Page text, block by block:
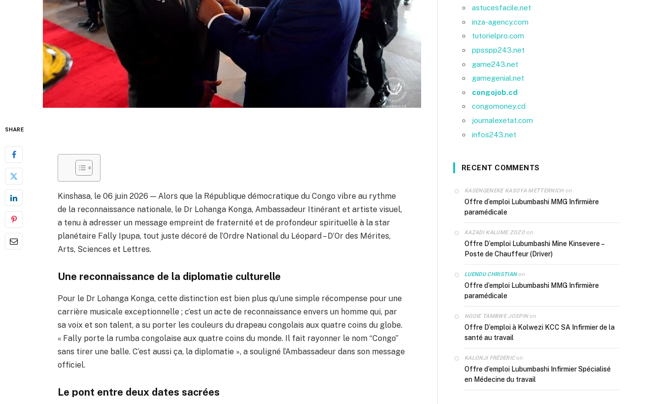
SHARE
Kinshasa, le 06 juin 2026 — Alors que la République démocratique du Congo vibre au rythme
de la reconnaissance nationale, le Dr Lohanga Konga, Ambassadeur Itinérant et artiste visuel,
a tenu à adresser un message empreint de fraternité et de profondeur spirituelle à la star
planétaire Fally Ipupa, tout juste décoré de l’Ordre National du Léopard – D’Or des Mérites,
Arts, Sciences et Lettres.
Une reconnaissance de la diplomatie culturelle
Pour le Dr Lohanga Konga, cette distinction est bien plus qu’une simple récompense pour une
carrière musicale exceptionnelle ; c’est un acte de reconnaissance envers un homme qui, par
sa voix et son talent, a su porter les couleurs du drapeau congolais aux quatre coins du globe.
« Fally porte la rumba congolaise aux quatre coins du monde. Il fait rayonner le nom “Congo”
sans tirer une balle. C’est aussi ça, la diplomatie », a souligné l’Ambassadeur dans son message
officiel.
Le pont entre deux dates sacrées
astucesfacile.net
inza-agency.com
tutorielpro.com
ppsspp243.net
game243.net
gamegenial.net
congojob.cd
congomoney.cd
journalexetat.com
infos243.net
RECENT COMMENTS
KASENGENEKE KASOYA METTERNICHon
Offre d’emploi Lubumbashi MMG Infirmière
paramédicale
KAZADI KALUME ZOZOon
Offre D’emploi Lubumbashi Mine Kinsevere –
Poste de Chauffeur (Driver)
LUENDU CHRISTIANon
Offre d’emploi Lubumbashi MMG Infirmière
paramédicale
NGOIE TAMBWE JOSPINon
Offre D’emploi à Kolwezi KCC SA Infirmier de la
santé au travail
KALONJI FRÉDÉRICon
Offre d’emploi Lubumbashi Infirmier Spécialisé
en Médecine du travail